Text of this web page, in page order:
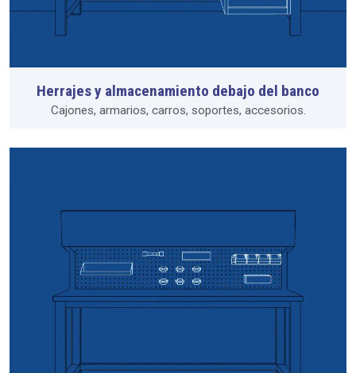
Herrajes y almacenamiento debajo del banco
Cajones, armarios, carros, soportes, accesorios.